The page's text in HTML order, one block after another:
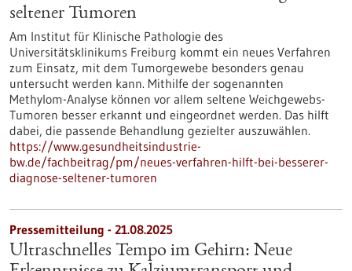
seltener Tumoren
Am Institut für Klinische Pathologie des
Universitätsklinikums Freiburg kommt ein neues Verfahren
zum Einsatz, mit dem Tumorgewebe besonders genau
untersucht werden kann. Mithilfe der sogenannten
Methylom-Analyse können vor allem seltene Weichgewebs-
Tumoren besser erkannt und eingeordnet werden. Das hilft
dabei, die passende Behandlung gezielter auszuwählen.
https://www.gesundheitsindustrie-
bw.de/fachbeitrag/pm/neues-verfahren-hilft-bei-besserer-
diagnose-seltener-tumoren
Pressemitteilung - 21.08.2025
Ultraschnelles Tempo im Gehirn: Neue